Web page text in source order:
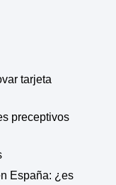
tarjeta
preceptivos
España: ¿es